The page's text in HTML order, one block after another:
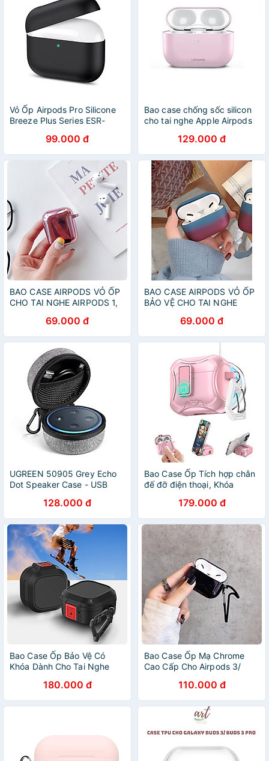
Vỏ Ốp Airpods Pro Silicone
Breeze Plus Series ESR-
99.000 đ
Bao case chống sốc silicon
cho tai nghe Apple Airpods
mỏng 2mm, chống vân tay,
chống bám bẩn, chống va
đập, vật liệu cao cấp) -
hàng nhập khẩu
129.000 đ
BAO CASE AIRPODS VỎ ỐP
CHO TAI NGHE AIRPODS 1,
MẠ CHROME BÓNG CAO
CẤP MÀU HỒNG
69.000 đ
BAO CASE AIRPODS VỎ ỐP
BẢO VỆ CHO TAI NGHE
AIRPODS PRO69.000 đ
UGREEN 50905 Grey Echo
Dot Speaker Case - USB
LP155 - Hàng Chính Hãng
128.000 đ
Bao Case Ốp Tích hợp chân
đế đỡ điện thoại, Khóa
Nghe, Sạc Từ Tính cho
Airpods 4 / Airpods Pro 2 /
Airpods Pro 3 - Hàng Chính
Hãng
179.000 đ
Bao Case Ốp Bảo Vệ Có
Khóa Dành Cho Tai Nghe
Buds Pro/ Buds Live Chống
Sốc Kai Amazon Kèm Móc
Treo_ Hàng Chính Hãng
180.000 đ
Bao Case Ốp Mạ Chrome
Cao Cấp Cho Airpods 3/
110.000 đ